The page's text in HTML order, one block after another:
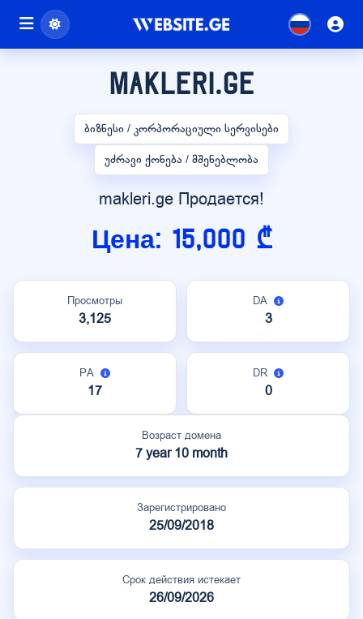
makleri.ge
ბიზნესი / კორპორაციული სერვისები
უძრავი ქონება / მშენებლობა
makleri.ge Продается!
Цена: 15,000 ₾
Просмотры
3,125
DA
3
PA
17
DR
0
Возраст домена
7 year 10 month
Зарегистрировано
25/09/2018
Срок действия истекает
26/09/2026